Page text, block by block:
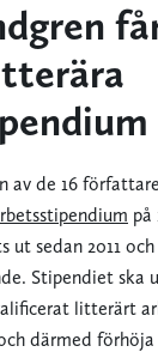
av de 16
på
ut sedan 2011
Stipendiet ska
litterärt
därmed